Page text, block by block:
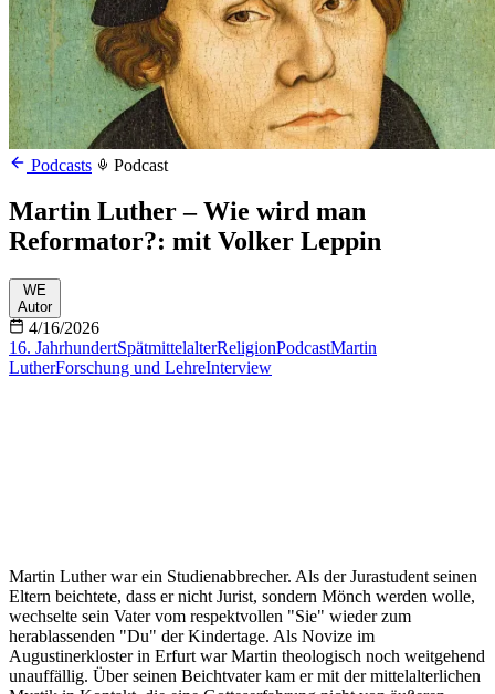
Podcasts Podcast
Martin Luther – Wie wird man
Reformator?: mit Volker Leppin
WE
Autor
4/16/2026
16. JahrhundertSpätmittelalterReligionPodcastMartin
LutherForschung und LehreInterview
Martin Luther war ein Studienabbrecher. Als der Jurastudent seinen
Eltern beichtete, dass er nicht Jurist, sondern Mönch werden wolle,
wechselte sein Vater vom respektvollen "Sie" wieder zum
herablassenden "Du" der Kindertage. Als Novize im
Augustinerkloster in Erfurt war Martin theologisch noch weitgehend
unauffällig. Über seinen Beichtvater kam er mit der mittelalterlichen